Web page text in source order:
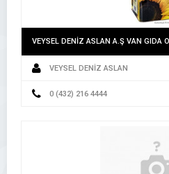
VEYSEL DENİZ ASLAN
0 (432) 216 4444